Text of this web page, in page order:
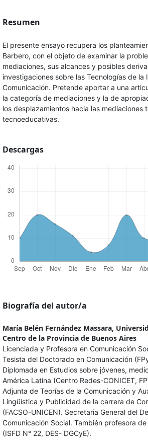
Resumen
El presente ensayo recupera los
Barbero, con el objeto de examinar la
mediaciones, sus alcances y posibles
investigaciones sobre las Tecnologías de la
Comunicación. Pretende aportar a una
la categoría de mediaciones y la de
los desplazamientos hacia las mediaciones
tecnoeducativas.
Descargas
Biografía del autor/a
María Belén Fernández Massara,
Centro de la Provincia de Buenos Aires
Licenciada y Profesora en Comunicación
Tesista del Doctorado en Comunicación
Diplomada en Estudios sobre jóvenes,
América Latina (Centro Redes-CONICET,
Adjunta de Teorías de la Comunicación y
Lingüística y Publicidad de la carrera de
(FACSO-UNICEN). Secretaria General del
Comunicación Social. También profesora
(ISFD N° 22, DES- DGCyE).